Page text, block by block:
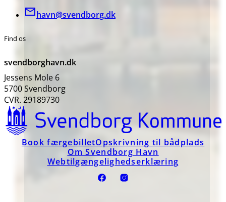
havn@svendborg.dk
Find os
svendborghavn.dk
Jessens Mole 6
5700 Svendborg
CVR. 29189730
Book færgebilletOpskrivning til bådplads
Om Svendborg Havn
Webtilgængelighedserklæring